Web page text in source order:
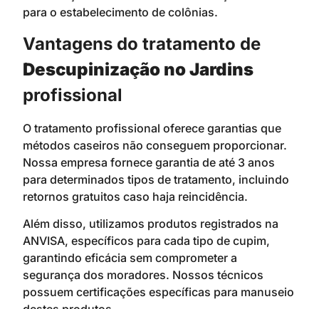
para o estabelecimento de colônias.
Vantagens do tratamento de
Descupinização no Jardins
profissional
O tratamento profissional oferece garantias que
métodos caseiros não conseguem proporcionar.
Nossa empresa fornece garantia de até 3 anos
para determinados tipos de tratamento, incluindo
retornos gratuitos caso haja reincidência.
Além disso, utilizamos produtos registrados na
ANVISA, específicos para cada tipo de cupim,
garantindo eficácia sem comprometer a
segurança dos moradores. Nossos técnicos
possuem certificações específicas para manuseio